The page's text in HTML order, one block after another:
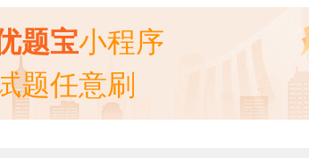
题宝小程序
题任意刷